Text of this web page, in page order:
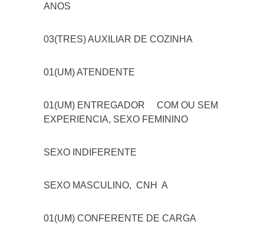
ANOS
03(TRES) AUXILIAR DE COZINHA
01(UM) ATENDENTE
01(UM) ENTREGADOR
COM OU SEM
EXPERIENCIA, SEXO FEMININO
SEXO INDIFERENTE
SEXO MASCULINO, CNH A
01(UM) CONFERENTE DE CARGA